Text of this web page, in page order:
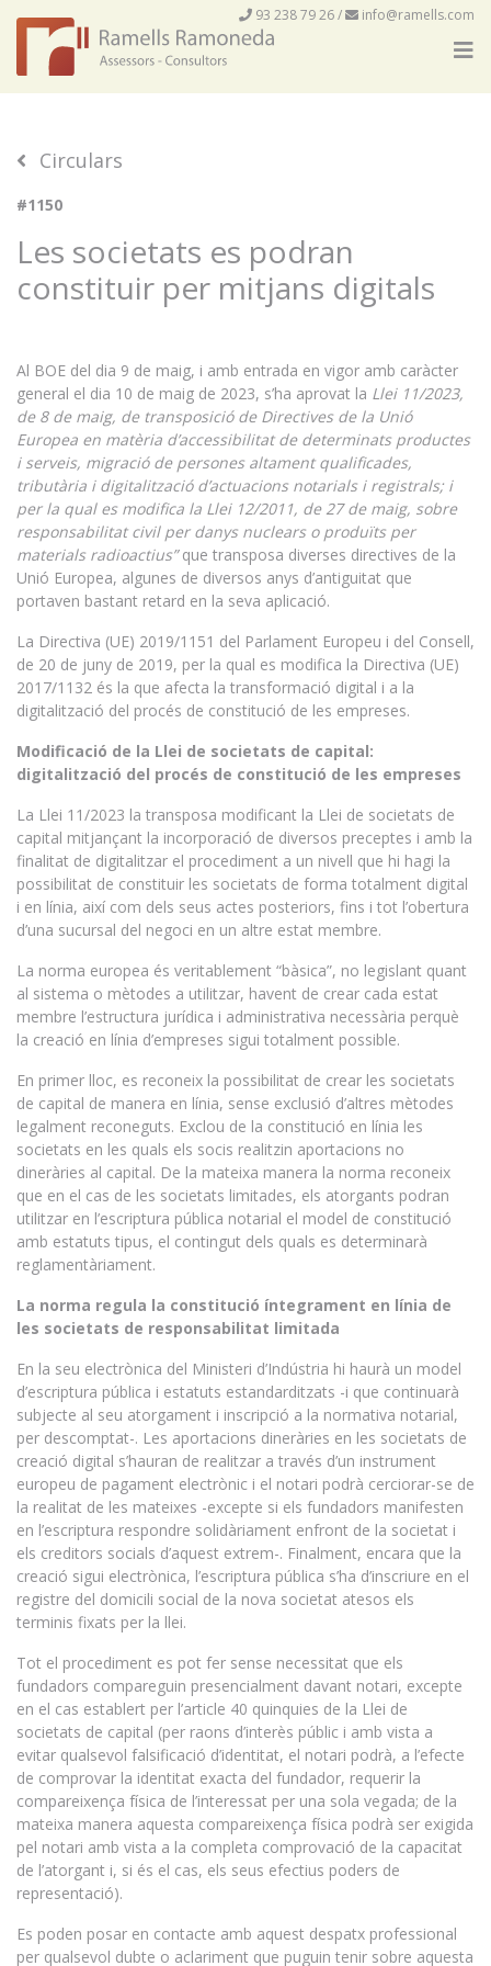
93 238 79 26/ info@ramells.com
Circulars
#1150
Les societats es podran
constituir per mitjans digitals
Al BOE del dia 9 de maig, i amb entrada en vigor amb caràcter
general el dia 10 de maig de 2023, s’ha aprovat la Llei 11/2023,
de 8 de maig, de transposició de Directives de la Unió
Europea en matèria d’accessibilitat de determinats productes
i serveis, migració de persones altament qualificades,
tributària i digitalització d’actuacions notarials i registrals; i
per la qual es modifica la Llei 12/2011, de 27 de maig, sobre
responsabilitat civil per danys nuclears o produïts per
materials radioactius”que transposa diverses directives de la
Unió Europea, algunes de diversos anys d’antiguitat que
portaven bastant retard en la seva aplicació.
La Directiva (UE) 2019/1151 del Parlament Europeu i del Consell,
de 20 de juny de 2019, per la qual es modifica la Directiva (UE)
2017/1132 és la que afecta la transformació digital i a la
digitalització del procés de constitució de les empreses.
Modificació de la Llei de societats de capital:
digitalització del procés de constitució de les empreses
La Llei 11/2023 la transposa modificant la Llei de societats de
capital mitjançant la incorporació de diversos preceptes i amb la
finalitat de digitalitzar el procediment a un nivell que hi hagi la
possibilitat de constituir les societats de forma totalment digital
i en línia, així com dels seus actes posteriors, fins i tot l’obertura
d’una sucursal del negoci en un altre estat membre.
La norma europea és veritablement “bàsica”, no legislant quant
al sistema o mètodes a utilitzar, havent de crear cada estat
membre l’estructura jurídica i administrativa necessària perquè
la creació en línia d’empreses sigui totalment possible.
En primer lloc, es reconeix la possibilitat de crear les societats
de capital de manera en línia, sense exclusió d’altres mètodes
legalment reconeguts. Exclou de la constitució en línia les
societats en les quals els socis realitzin aportacions no
dineràries al capital. De la mateixa manera la norma reconeix
que en el cas de les societats limitades, els atorgants podran
utilitzar en l’escriptura pública notarial el model de constitució
amb estatuts tipus, el contingut dels quals es determinarà
reglamentàriament.
La norma regula la constitució íntegrament en línia de
les societats de responsabilitat limitada
En la seu electrònica del Ministeri d’Indústria hi haurà un model
d’escriptura pública i estatuts estandarditzats -i que continuarà
subjecte al seu atorgament i inscripció a la normativa notarial,
per descomptat-. Les aportacions dineràries en les societats de
creació digital s’hauran de realitzar a través d’un instrument
europeu de pagament electrònic i el notari podrà cerciorar-se de
la realitat de les mateixes -excepte si els fundadors manifesten
en l’escriptura respondre solidàriament enfront de la societat i
els creditors socials d’aquest extrem-. Finalment, encara que la
creació sigui electrònica, l’escriptura pública s’ha d’inscriure en el
registre del domicili social de la nova societat atesos els
terminis fixats per la llei.
Tot el procediment es pot fer sense necessitat que els
fundadors compareguin presencialment davant notari, excepte
en el cas establert per l’article 40 quinquies de la Llei de
societats de capital (per raons d’interès públic i amb vista a
evitar qualsevol falsificació d’identitat, el notari podrà, a l’efecte
de comprovar la identitat exacta del fundador, requerir la
compareixença física de l’interessat per una sola vegada; de la
mateixa manera aquesta compareixença física podrà ser exigida
pel notari amb vista a la completa comprovació de la capacitat
de l’atorgant i, si és el cas, els seus efectius poders de
representació).
Es poden posar en contacte amb aquest despatx professional
per qualsevol dubte o aclariment que puguin tenir sobre aquesta